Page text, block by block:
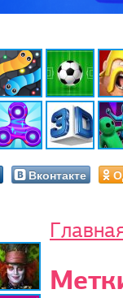
Вконтакте